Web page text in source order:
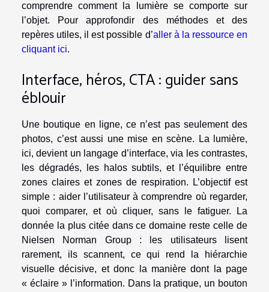
comprendre comment la lumière se comporte sur
l’objet. Pour approfondir des méthodes et des
repères utiles, il est possible d’aller à la ressource en
cliquant ici.
Interface, héros, CTA : guider sans
éblouir
Une boutique en ligne, ce n’est pas seulement des
photos, c’est aussi une mise en scène. La lumière,
ici, devient un langage d’interface, via les contrastes,
les dégradés, les halos subtils, et l’équilibre entre
zones claires et zones de respiration. L’objectif est
simple : aider l’utilisateur à comprendre où regarder,
quoi comparer, et où cliquer, sans le fatiguer. La
donnée la plus citée dans ce domaine reste celle de
Nielsen Norman Group : les utilisateurs lisent
rarement, ils scannent, ce qui rend la hiérarchie
visuelle décisive, et donc la manière dont la page
« éclaire » l’information. Dans la pratique, un bouton